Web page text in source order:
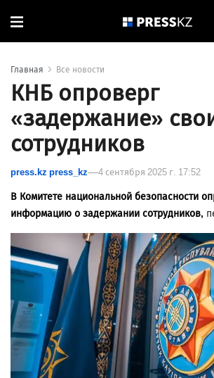
Главная Все новости
КНБ опроверг
«задержание»
сотрудников
press.kz press_kz 4 сентября 2025 г. 17:52
В Комитете национальной безопасности
информацию о задержании сотрудников,